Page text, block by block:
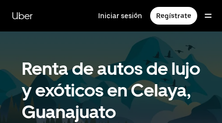
contenido
principal
Uber Iniciar sesión Regístrate
Renta de autos de lujo
y exóticos en Celaya,
Guanajuato